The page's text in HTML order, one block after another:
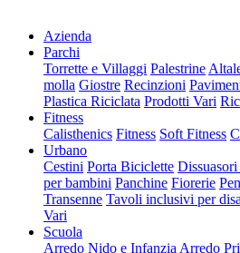
Azienda
Parchi
Torrette e Villaggi Palestrine
molla Giostre Recinzioni
Plastica Riciclata Prodotti Vari
Fitness
Calisthenics Fitness Soft Fitness
Urbano
Cestini Porta Biciclette
per bambini Panchine Fiorerie
Transenne Tavoli inclusivi per
Vari
Scuola
Arredo Nido e Infanzia Arredo